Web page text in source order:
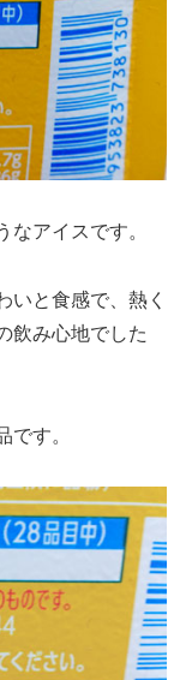
なアイスです。
いと食感で、熱く
飲み心地でした
です。